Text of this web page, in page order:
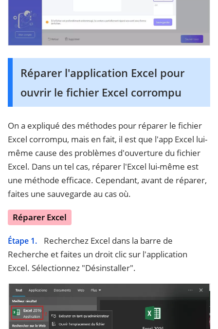
Réparer l'application Excel pour
ouvrir le fichier Excel corrompu
On a expliqué des méthodes pour réparer le fichier
Excel corrompu, mais en fait, il est que l'app Excel lui-
même cause des problèmes d'ouverture du fichier
Excel. Dans un tel cas, réparer l'Excel lui-même est
une méthode efficace. Cependant, avant de réparer,
faites une sauvegarde au cas où.
Réparer Excel
Étape 1.
Recherchez Excel dans la barre de
Recherche et faites un droit clic sur l'application
Excel. Sélectionnez "Désinstaller".